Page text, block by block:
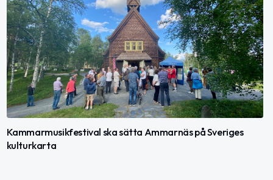
Kammarmusikfestival ska sätta Ammarnäs på Sveriges
kulturkarta